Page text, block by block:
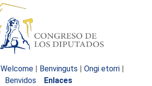
Welcome | Benvinguts | Ongi etorri |
Benvidos
Enlaces